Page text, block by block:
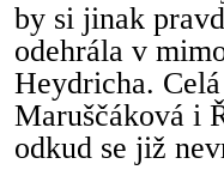
by si jinak
odehrála v
Heydricha.
Maruščáková i
odkud se již